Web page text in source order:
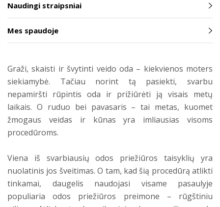
Naudingi straipsniai
Mes spaudoje
Graži, skaisti ir švytinti veido oda – kiekvienos moters
siekiamybė. Tačiau norint tą pasiekti, svarbu
nepamiršti rūpintis oda ir prižiūrėti ją visais metų
laikais. O ruduo bei pavasaris – tai metas, kuomet
žmogaus veidas ir kūnas yra imliausias visoms
procedūroms.
Viena iš svarbiausių odos priežiūros taisyklių yra
nuolatinis jos šveitimas. O tam, kad šią procedūrą atlikti
tinkamai, daugelis naudojasi visame pasaulyje
populiaria odos priežiūros preimone – rūgštiniu